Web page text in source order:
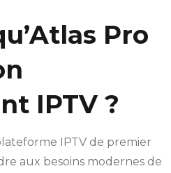
Pro
IPTV ?
IPTV de premier
aux besoins modernes de